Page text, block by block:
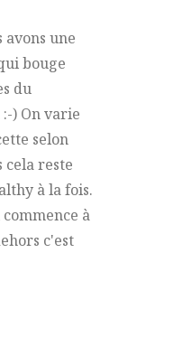
avons une
bouge
du
) On varie
selon
cela reste
à la fois.
à
c'est